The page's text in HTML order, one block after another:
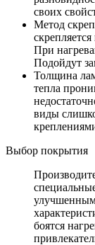
своих
Метод
При
Подойдут
Толщина
тепла
виды
Выбор покрытия
боятся